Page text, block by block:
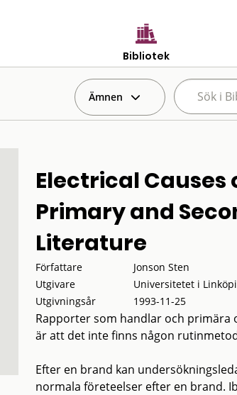
Bibliotek
Ämnen
Electrical Causes
Primary and
Literature
Författare
Jonson Sten
Utgivare
Universitetet i
Utgivningsår
1993-11-25
Rapporter som handlar och primära
är att det inte finns någon
Efter en brand kan
normala företeelser efter en brand.